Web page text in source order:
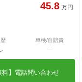
45.8 万円
車検/自賠責
―
料】電話問い合わせ